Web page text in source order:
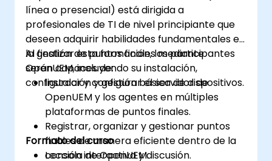
línea o presencial) está dirigida a
profesionales de TI de nivel principiante que
deseen adquirir habilidades fundamentales en
la gestión de puntos finales mediante
OpenUEM, incluyendo su instalación,
configuración y gestión básica de dispositivos.
Al finalizar esta formación, los participantes
serán capaces de:
Instalar y configurar el servidor de
OpenUEM y los agentes en múltiples
plataformas de puntos finales.
Registrar, organizar y gestionar puntos
finales de manera eficiente dentro de la
consola de OpenUEM.
Formato del curso
Lección interactiva y discusión.